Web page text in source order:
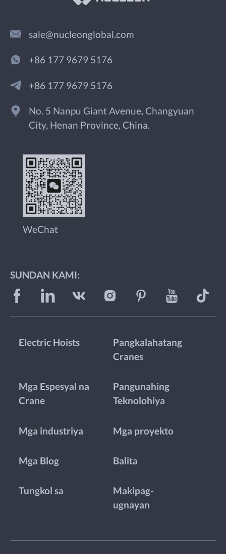
sale@nucleonglobal.com
+86 177 9679 5176
+86 177 9679 5176
No. 5 Nanpu Giant Avenue, Changyuan
City, Henan Province, China.
WeChat
SUNDAN KAMI:
Electric Hoists
Pangkalahatang
Cranes
Mga Espesyal na
Crane
Pangunahing
Teknolohiya
Mga industriya Mga proyekto
Mga Blog Balita
Tungkol sa
Makipag-
ugnayan